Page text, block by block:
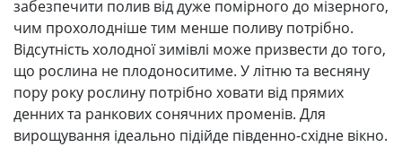
забезпечити полив від дуже помірного до мізерного,
чим прохолодніше тим менше поливу потрібно.
Відсутність холодної зимівлі може призвести до того,
що рослина не плодоноситиме. У літню та весняну
пору року рослину потрібно ховати від прямих
денних та ранкових сонячних променів. Для
вирощування ідеально підійде південно-східне вікно.